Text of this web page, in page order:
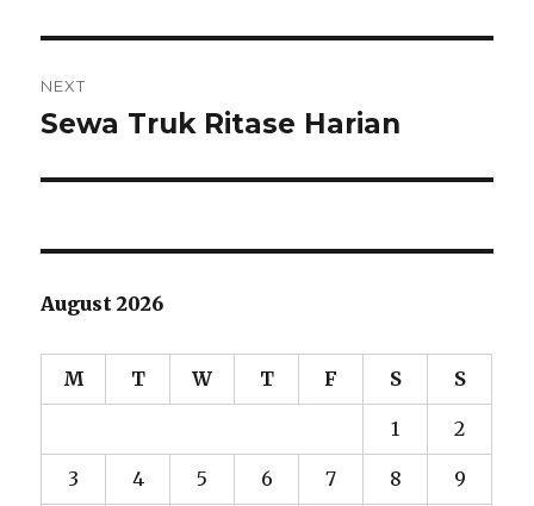
NEXT
Next
Sewa Truk Ritase Harian
August 2026
M T W T F S S
1 2
3 4 5 6 7 8 9